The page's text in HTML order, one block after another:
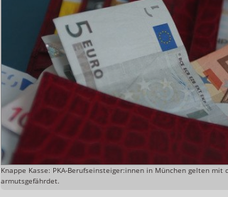
Knappe Kasse: PKA-Berufseinsteiger:innen in München gelten mit
armutsgefährdet.